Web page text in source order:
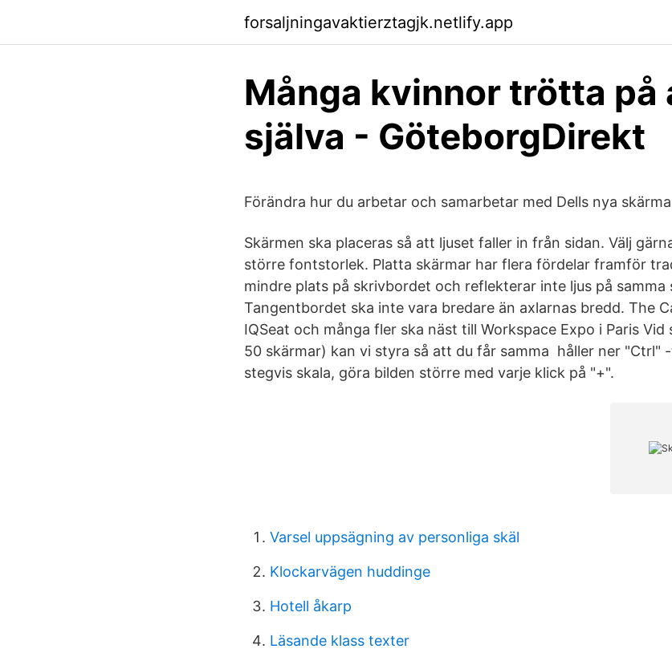
forsaljningavaktierztagjk.netlify.app
Många kvinnor trötta på
själva - GöteborgDirekt
Förändra hur du arbetar och samarbetar med Dells nya
Skärmen ska placeras så att ljuset faller in från sidan. Välj
större fontstorlek. Platta skärmar har flera fördelar framför
mindre plats på skrivbordet och reflekterar inte ljus på samma
Tangentbordet ska inte vara bredare än axlarnas bredd. The
IQSeat och många fler ska näst till Workspace Expo i Paris
50 skärmar) kan vi styra så att du får samma håller ner "Ctrl"
stegvis skala, göra bilden större med varje klick på "+".
Varsel uppsägning av personliga skäl
Klockarvägen huddinge
Hotell åkarp
Läsande klass texter